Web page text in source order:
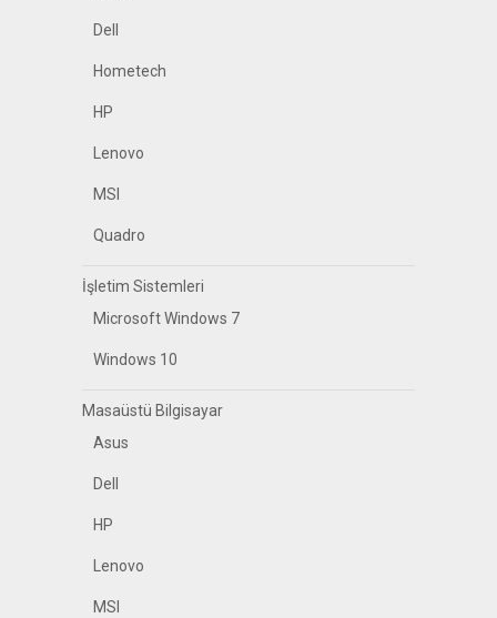
Dell
Hometech
HP
Lenovo
MSI
Quadro
İşletim Sistemleri
Microsoft Windows 7
Windows 10
Masaüstü Bilgisayar
Asus
Dell
HP
Lenovo
MSI